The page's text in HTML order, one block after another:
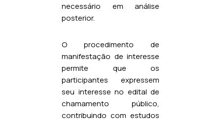
necessário em análise
posterior.
O procedimento de
manifestação de interesse
permite que os
participantes expressem
seu interesse no edital de
chamamento público,
contribuindo com estudos